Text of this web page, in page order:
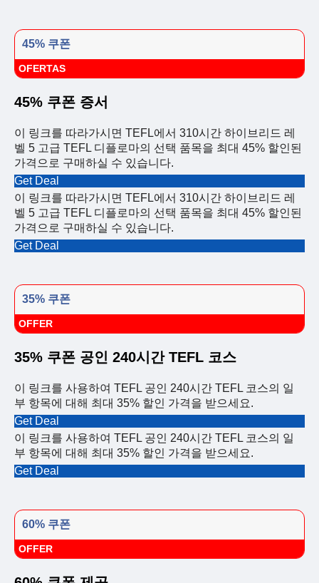
45% 쿠폰
OFERTAS
45% 쿠폰 증서
이 링크를 따라가시면 TEFL에서 310시간 하이브리드 레
벨 5 고급 TEFL 디플로마의 선택 품목을 최대 45% 할인된
가격으로 구매하실 수 있습니다.
Get Deal
이 링크를 따라가시면 TEFL에서 310시간 하이브리드 레
벨 5 고급 TEFL 디플로마의 선택 품목을 최대 45% 할인된
가격으로 구매하실 수 있습니다.
Get Deal
35% 쿠폰
OFFER
35% 쿠폰 공인 240시간 TEFL 코스
이 링크를 사용하여 TEFL 공인 240시간 TEFL 코스의 일
부 항목에 대해 최대 35% 할인 가격을 받으세요.
Get Deal
이 링크를 사용하여 TEFL 공인 240시간 TEFL 코스의 일
부 항목에 대해 최대 35% 할인 가격을 받으세요.
Get Deal
60% 쿠폰
OFFER